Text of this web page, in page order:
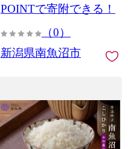
POINTで寄附できる！
（0）
新潟県南魚沼市